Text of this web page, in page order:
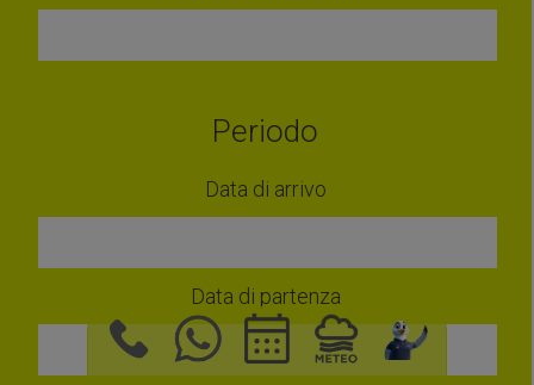
Periodo
Data di arrivo
Data di partenza